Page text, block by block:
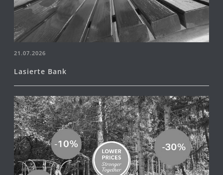
21.07.2026
Lasierte Bank